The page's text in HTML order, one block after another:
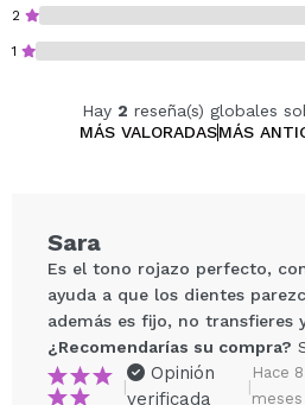
Vegan.
2
1
Hay 2 reseña(s) globales
MÁS VALORADASMÁS
Sara
Es el tono rojazo perfecto,
ayuda a que los dientes
además es fijo, no transfieres
¿Recomendarías su compra?
|
Opinión
verificada
|
Hace 8
meses